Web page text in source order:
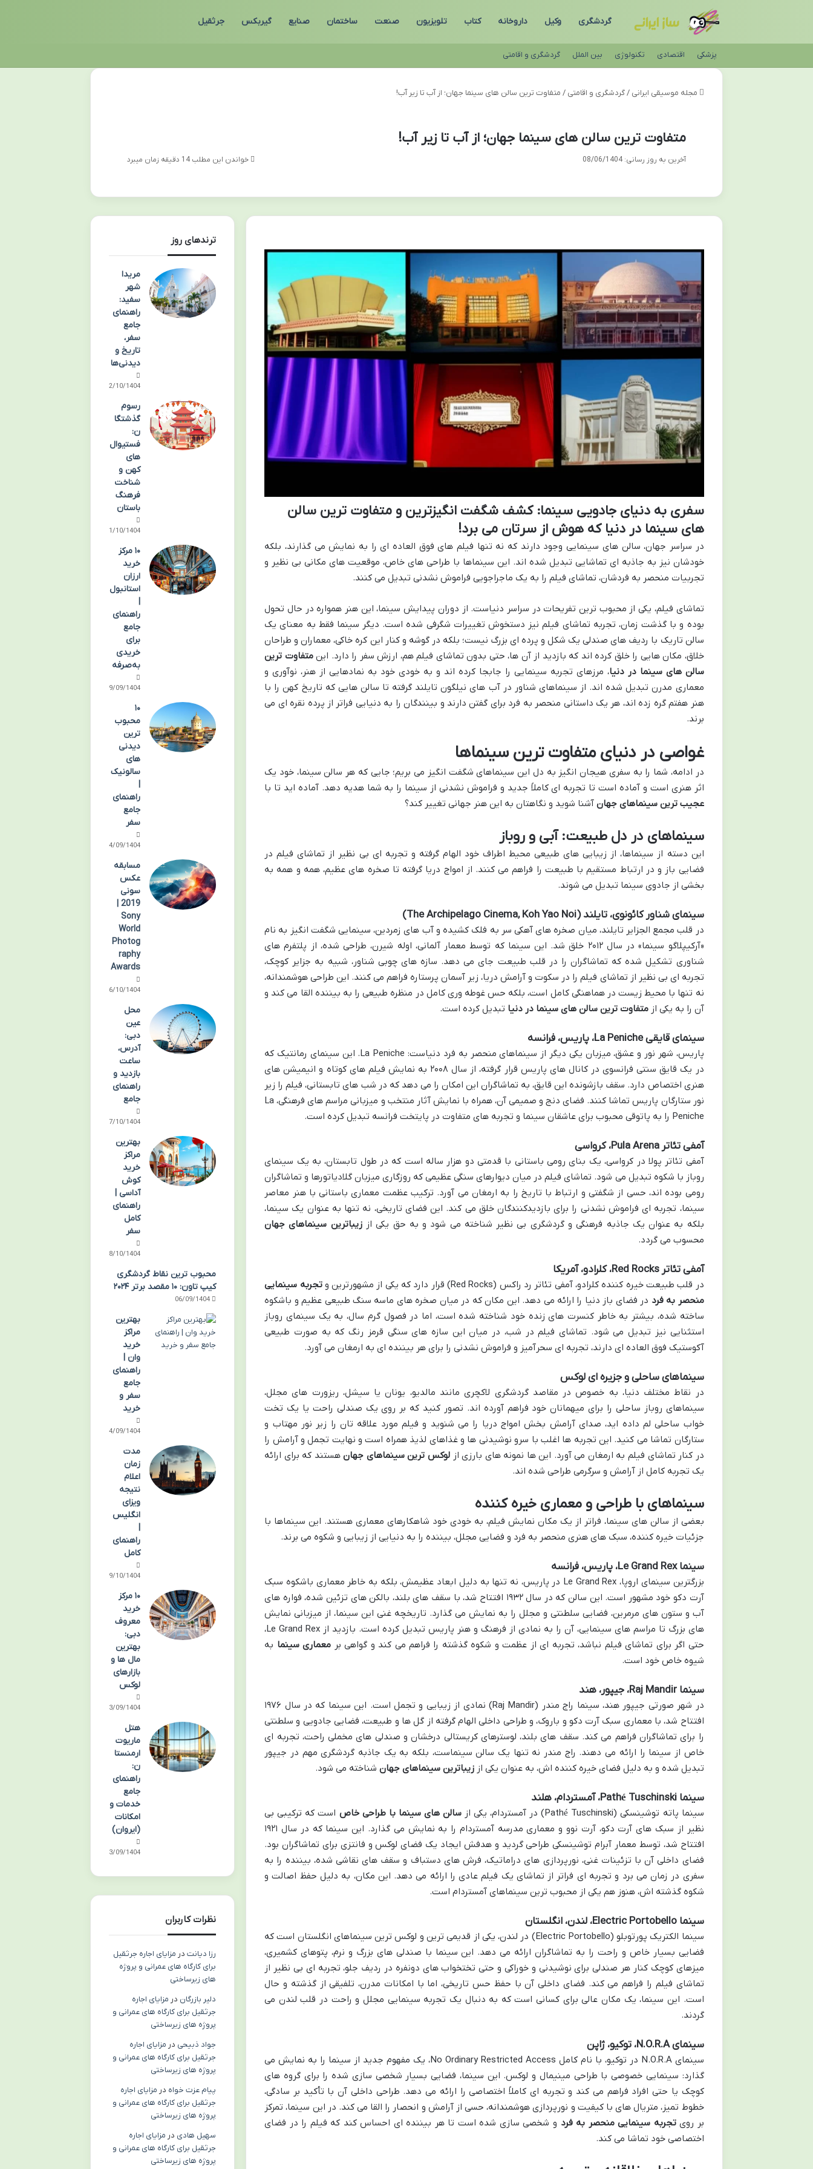
گردشگری وکیل داروخانه کتاب تلویزیون صنعت ساختمان صنایع گیربکس جرثقیل
پزشکی اقتصادی تکنولوژی بین الملل گردشگری و اقامتی
مجله موسیقی ایرانی / گردشگری و اقامتی / متفاوت ترین سالن های سینما جهان؛ از آب تا زیر آب!
متفاوت ترین سالن های سینما جهان؛ از آب تا زیر آب!
آخرین به روز رسانی: 08/06/1404 خواندن این مطلب 14 دقیقه زمان میبرد
سفری به دنیای جادویی سینما: کشف شگفت انگیزترین و متفاوت ترین سالن
های سینما در دنیا که هوش از سرتان می برد!
در سراسر جهان، سالن های سینمایی وجود دارند که نه تنها فیلم های فوق العاده ای را به نمایش می گذارند، بلکه
خودشان نیز به جاذبه ای تماشایی تبدیل شده اند. این سینماها با طراحی های خاص، موقعیت های مکانی بی نظیر و
تجربیات منحصر به فردشان، تماشای فیلم را به یک ماجراجویی فراموش نشدنی تبدیل می کنند.
تماشای فیلم، یکی از محبوب ترین تفریحات در سراسر دنیاست. از دوران پیدایش سینما، این هنر همواره در حال تحول
بوده و با گذشت زمان، تجربه تماشای فیلم نیز دستخوش تغییرات شگرفی شده است. دیگر سینما فقط به معنای یک
سالن تاریک با ردیف های صندلی یک شکل و پرده ای بزرگ نیست؛ بلکه در گوشه و کنار این کره خاکی، معماران و طراحان
خلاق، مکان هایی را خلق کرده اند که بازدید از آن ها، حتی بدون تماشای فیلم هم، ارزش سفر را دارد. اینمتفاوت ترین
سالن های سینما در دنیا، مرزهای تجربه سینمایی را جابجا کرده اند و به خودی خود به نمادهایی از هنر، نوآوری و
معماری مدرن تبدیل شده اند. از سینماهای شناور در آب های نیلگون تایلند گرفته تا سالن هایی که تاریخ کهن را با
هنر هفتم گره زده اند، هر یک داستانی منحصر به فرد برای گفتن دارند و بینندگان را به دنیایی فراتر از پرده نقره ای می
برند.
غواصی در دنیای متفاوت ترین سینماها
در ادامه، شما را به سفری هیجان انگیز به دل این سینماهای شگفت انگیز می بریم؛ جایی که هر سالن سینما، خود یک
اثر هنری است و آماده است تا تجربه ای کاملاً جدید و فراموش نشدنی از سینما را به شما هدیه دهد. آماده اید تا با
عجیب ترین سینماهای جهان آشنا شوید و نگاهتان به این هنر جهانی تغییر کند؟
سینماهای در دل طبیعت: آبی و روباز
این دسته از سینماها، از زیبایی های طبیعی محیط اطراف خود الهام گرفته و تجربه ای بی نظیر از تماشای فیلم در
فضایی باز و در ارتباط مستقیم با طبیعت را فراهم می کنند. از امواج دریا گرفته تا صخره های عظیم، همه و همه به
بخشی از جادوی سینما تبدیل می شوند.
سینمای شناور کائونوی، تایلند (The Archipelago Cinema, Koh Yao Noi)
در قلب مجمع الجزایر تایلند، میان صخره های آهکی سر به فلک کشیده و آب های زمردین، سینمایی شگفت انگیز به نام
«آرکیپلاگو سینما» در سال ۲۰۱۲ خلق شد. این سینما که توسط معمار آلمانی، اوله شیرن، طراحی شده، از پلتفرم های
شناوری تشکیل شده که تماشاگران را در قلب طبیعت جای می دهد. سازه های چوبی شناور، شبیه به جزایر کوچک،
تجربه ای بی نظیر از تماشای فیلم را در سکوت و آرامش دریا، زیر آسمان پرستاره فراهم می کنند. این طراحی هوشمندانه،
نه تنها با محیط زیست در هماهنگی کامل است، بلکه حس غوطه وری کامل در منظره طبیعی را به بیننده القا می کند و
آن را به یکی ازمتفاوت ترین سالن های سینما در دنیا تبدیل کرده است.
سینمای قایقی La Peniche، پاریس، فرانسه
پاریس، شهر نور و عشق، میزبان یکی دیگر از سینماهای منحصر به فرد دنیاست: La Peniche. این سینمای رمانتیک که
در یک قایق سنتی فرانسوی در کانال های پاریس قرار گرفته، از سال ۲۰۰۸ به نمایش فیلم های کوتاه و انیمیشن های
هنری اختصاص دارد. سقف بازشونده این قایق، به تماشاگران این امکان را می دهد که در شب های تابستانی، فیلم را زیر
نور ستارگان پاریس تماشا کنند. فضای دنج و صمیمی آن، همراه با نمایش آثار منتخب و میزبانی مراسم های فرهنگی، La
Peniche را به پاتوقی محبوب برای عاشقان سینما و تجربه های متفاوت در پایتخت فرانسه تبدیل کرده است.
آمفی تئاتر Pula Arena، کرواسی
آمفی تئاتر پولا در کرواسی، یک بنای رومی باستانی با قدمتی دو هزار ساله است که در طول تابستان، به یک سینمای
روباز با شکوه تبدیل می شود. تماشای فیلم در میان دیوارهای سنگی عظیمی که روزگاری میزبان گلادیاتورها و تماشاگران
رومی بوده اند، حسی از شگفتی و ارتباط با تاریخ را به ارمغان می آورد. ترکیب عظمت معماری باستانی با هنر معاصر
سینما، تجربه ای فراموش نشدنی را برای بازدیدکنندگان خلق می کند. این فضای تاریخی، نه تنها به عنوان یک سینما،
بلکه به عنوان یک جاذبه فرهنگی و گردشگری بی نظیر شناخته می شود و به حق یکی اززیباترین سینماهای جهان
محسوب می گردد.
آمفی تئاتر Red Rocks، کلرادو، آمریکا
در قلب طبیعت خیره کننده کلرادو، آمفی تئاتر رد راکس (Red Rocks) قرار دارد که یکی از مشهورترین و
تجربه سینمایی
منحصر به فرد در فضای باز دنیا را ارائه می دهد. این مکان که در میان صخره های ماسه سنگ طبیعی عظیم و باشکوه
ساخته شده، بیشتر به خاطر کنسرت های زنده خود شناخته شده است، اما در فصول گرم سال، به یک سینمای روباز
استثنایی نیز تبدیل می شود. تماشای فیلم در شب، در میان این سازه های سنگی قرمز رنگ که به صورت طبیعی
آکوستیک فوق العاده ای دارند، تجربه ای سحرآمیز و فراموش نشدنی را برای هر بیننده ای به ارمغان می آورد.
سینماهای ساحلی و جزیره ای لوکس
در نقاط مختلف دنیا، به خصوص در مقاصد گردشگری لاکچری مانند مالدیو، یونان یا سیشل، ریزورت های مجلل،
سینماهای روباز ساحلی را برای میهمانان خود فراهم آورده اند. تصور کنید که بر روی یک صندلی راحت یا یک تخت
خواب ساحلی لم داده اید، صدای آرامش بخش امواج دریا را می شنوید و فیلم مورد علاقه تان را زیر نور مهتاب و
ستارگان تماشا می کنید. این تجربه ها اغلب با سرو نوشیدنی ها و غذاهای لذیذ همراه است و نهایت تجمل و آرامش را
در کنار تماشای فیلم به ارمغان می آورد. این ها نمونه های بارزی از لوکس ترین سینماهای جهانهستند که برای ارائه
یک تجربه کامل از آرامش و سرگرمی طراحی شده اند.
سینماهای با طراحی و معماری خیره کننده
بعضی از سالن های سینما، فراتر از یک مکان نمایش فیلم، به خودی خود شاهکارهای معماری هستند. این سینماها با
جزئیات خیره کننده، سبک های هنری منحصر به فرد و فضایی مجلل، بیننده را به دنیایی از زیبایی و شکوه می برند.
سینما Le Grand Rex، پاریس، فرانسه
بزرگترین سینمای اروپا، Le Grand Rex در پاریس، نه تنها به دلیل ابعاد عظیمش، بلکه به خاطر معماری باشکوه سبک
آرت دکو خود مشهور است. این سالن که در سال ۱۹۳۲ افتتاح شد، با سقف های بلند، بالکن های تزئین شده، فواره های
آب و ستون های مرمرین، فضایی سلطنتی و مجلل را به نمایش می گذارد. تاریخچه غنی این سینما، از میزبانی نمایش
های بزرگ تا مراسم های سینمایی، آن را به نمادی از فرهنگ و هنر پاریس تبدیل کرده است. بازدید از Le Grand Rex،
حتی اگر برای تماشای فیلم نباشد، تجربه ای از عظمت و شکوه گذشته را فراهم می کند و گواهی بر معماری سینما به
شیوه خاص خود است.
سینما Raj Mandir، جیپور، هند
در شهر صورتی جیپور هند، سینما راج مندر (Raj Mandir) نمادی از زیبایی و تجمل است. این سینما که در سال ۱۹۷۶
افتتاح شد، با معماری سبک آرت دکو و باروک، و طراحی داخلی الهام گرفته از گل ها و طبیعت، فضایی جادویی و سلطنتی
را برای تماشاگران فراهم می کند. سقف های بلند، لوسترهای کریستالی درخشان و صندلی های مخملی راحت، تجربه ای
خاص از سینما را ارائه می دهند. راج مندر نه تنها یک سالن سینماست، بلکه به یک جاذبه گردشگری مهم در جیپور
تبدیل شده و به دلیل فضای خیره کننده اش، به عنوان یکی اززیباترین سینماهای جهان شناخته می شود.
سینما Pathé Tuschinski، آمستردام، هلند
سینما پاته توشینسکی (Pathé Tuschinski) در آمستردام، یکی از سالن های سینما با طراحی خاص است که ترکیبی بی
نظیر از سبک های آرت دکو، آرت نوو و معماری مدرسه آمستردام را به نمایش می گذارد. این سینما که در سال ۱۹۲۱
افتتاح شد، توسط معمار آبرام توشینسکی طراحی گردید و هدفش ایجاد یک فضای لوکس و فانتزی برای تماشاگران بود.
فضای داخلی آن با تزئینات غنی، نورپردازی های دراماتیک، فرش های دستباف و سقف های نقاشی شده، بیننده را به
سفری در زمان می برد و تجربه ای فراتر از تماشای یک فیلم عادی را ارائه می دهد. این مکان، به دلیل حفظ اصالت و
شکوه گذشته اش، هنوز هم یکی از محبوب ترین سینماهای آمستردام است.
سینما Electric Portobello، لندن، انگلستان
سینما الکتریک پورتوبلو (Electric Portobello) در لندن، یکی از قدیمی ترین و لوکس ترین سینماهای انگلستان است که
فضایی بسیار خاص و راحت را به تماشاگران ارائه می دهد. این سینما با صندلی های بزرگ و نرم، پتوهای کشمیری،
میزهای کوچک کنار هر صندلی برای نوشیدنی و خوراکی و حتی تختخواب های دونفره در ردیف جلو، تجربه ای بی نظیر از
تماشای فیلم را فراهم می کند. فضای داخلی آن با حفظ حس تاریخی، اما با امکانات مدرن، تلفیقی از گذشته و حال
است. این سینما، یک مکان عالی برای کسانی است که به دنبال یک تجربه سینمایی مجلل و راحت در قلب لندن می
گردند.
سینمای N.O.R.A، توکیو، ژاپن
سینمای N.O.R.A در توکیو، با نام کامل No Ordinary Restricted Access، یک مفهوم جدید از سینما را به نمایش می
گذارد: سینمایی خصوصی با طراحی مینیمال و لوکس. این سینما، فضایی بسیار شخصی سازی شده را برای گروه های
کوچک یا حتی افراد فراهم می کند و تجربه ای کاملاً اختصاصی را ارائه می دهد. طراحی داخلی آن با تأکید بر سادگی،
خطوط تمیز، متریال های با کیفیت و نورپردازی هوشمندانه، حسی از آرامش و انحصار را القا می کند. در این سینما، تمرکز
بر رویتجربه سینمایی منحصر به فرد و شخصی سازی شده است تا هر بیننده ای احساس کند که فیلم را در فضای
اختصاصی خود تماشا می کند.
ترندهای روز
مریدا
شهر
سفید:
راهنمای
جامع
سفر،
تاریخ و
دیدنی‌ها
02/10/1404
رسوم
گذشتگا
ن:
فستیوال‌
های
کهن و
شناخت
فرهنگ
باستان
01/10/1404
۱۰ مرکز
خرید
ارزان
استانبول
|
راهنمای
جامع
برای
خریدی
به‌صرفه
29/09/1404
۱۰
محبوب
ترین
دیدنی
های
سالونیک
|
راهنمای
جامع
سفر
24/09/1404
مسابقه
عکس
سونی
2019 |
Sony
World
Photog
raphy
Awards
06/10/1404
محل
عین
دبی:
آدرس،
ساعت
بازدید و
راهنمای
جامع
07/10/1404
بهترین
مراکز
خرید
کوش
آداسی |
راهنمای
کامل
سفر
08/10/1404
محبوب ترین نقاط گردشگری
کیپ تاون: ۱۰ مقصد برتر ۲۰۲۴
06/09/1404
بهترین
مراکز
خرید
وان |
راهنمای
جامع
سفر و
خرید
14/09/1404
مدت
زمان
اعلام
نتیجه
ویزای
انگلیس
|
راهنمای
کامل
09/10/1404
۱۰ مرکز
خرید
معروف
دبی:
بهترین
مال ها و
بازارهای
لوکس
03/09/1404
هتل
ماریوت
ارمنستا
ن:
راهنمای
جامع
خدمات و
امکانات
(ایروان)
03/09/1404
نظرات کاربران
رزا دیانتدر مزایای اجاره جرثقیل
برای کارگاه های عمرانی و پروژه
های زیرساختی
دلیر بازرگان در مزایای اجاره
جرثقیل برای کارگاه های عمرانی و
پروژه های زیرساختی
جواد ذبیحی در مزایای اجاره
جرثقیل برای کارگاه های عمرانی و
پروژه های زیرساختی
پیام عزت خواه در مزایای اجاره
جرثقیل برای کارگاه های عمرانی و
پروژه های زیرساختی
سهیل هادی در مزایای اجاره
جرثقیل برای کارگاه های عمرانی و
پروژه های زیرساختی